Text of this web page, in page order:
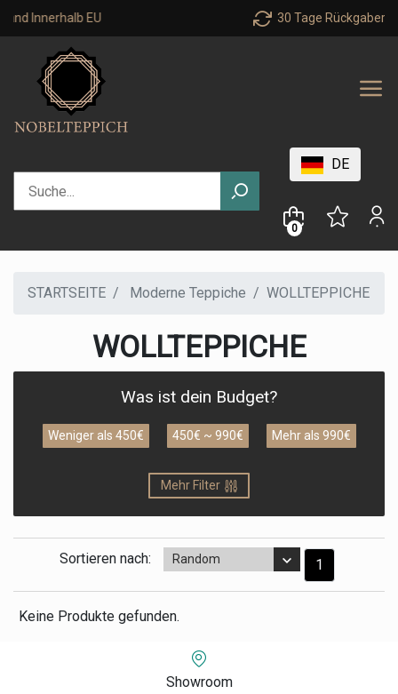
EU 30 Tage Rückgaberecht
DE
0
STARTSEITE Moderne Teppiche WOLLTEPPICHE
WOLLTEPPICHE
Was ist dein Budget?
Weniger als 450€ 450€ ~ 990€ Mehr als 990€
Mehr Filter
Sortieren nach: Random 1
Keine Produkte gefunden.
Showroom